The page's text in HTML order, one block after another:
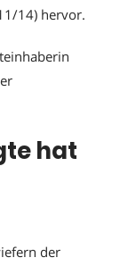
14) hervor.
hat
der